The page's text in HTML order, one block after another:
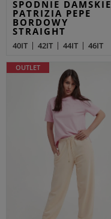
SPODNIE DAMSKIE
PATRIZIA PEPE
BORDOWY
STRAIGHT
40IT 42IT 44IT 46IT
OUTLET